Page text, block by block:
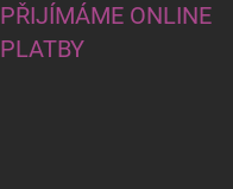
PŘIJÍMÁME ONLINE
PLATBY